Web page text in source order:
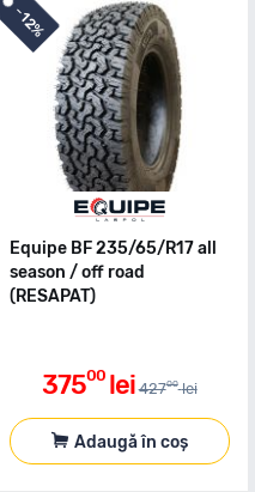
-12%
Equipe BF 235/65/R17 all
season / off road
(RESAPAT)
37500 lei 42700 lei
Adaugă în coș